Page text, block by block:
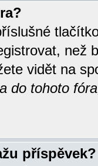
než
vidět na
do tohoto
příspěvek?